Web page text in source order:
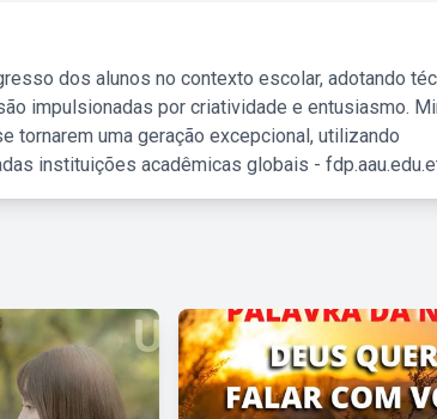
dos alunos no contexto escolar, adotando
impulsionadas por criatividade e entusiasmo.
tornarem uma geração excepcional, utilizando
instituições acadêmicas globais -